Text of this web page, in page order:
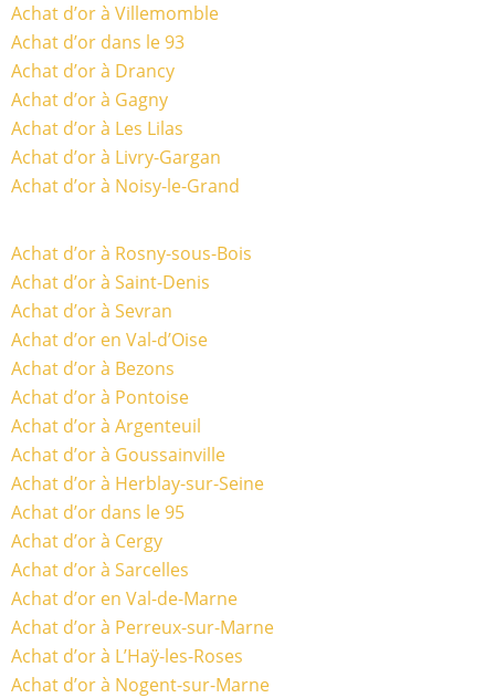
Achat d’or à Villemomble
Achat d’or dans le 93
Achat d’or à Drancy
Achat d’or à Gagny
Achat d’or à Les Lilas
Achat d’or à Livry-Gargan
Achat d’or à Noisy-le-Grand
Achat d’or à Rosny-sous-Bois
Achat d’or à Saint-Denis
Achat d’or à Sevran
Achat d’or en Val-d’Oise
Achat d’or à Bezons
Achat d’or à Pontoise
Achat d’or à Argenteuil
Achat d’or à Goussainville
Achat d’or à Herblay-sur-Seine
Achat d’or dans le 95
Achat d’or à Cergy
Achat d’or à Sarcelles
Achat d’or en Val-de-Marne
Achat d’or à Perreux-sur-Marne
Achat d’or à L’Haÿ-les-Roses
Achat d’or à Nogent-sur-Marne